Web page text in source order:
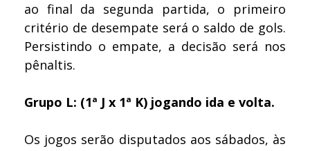
ao final da segunda partida, o primeiro
critério de desempate será o saldo de gols.
Persistindo o empate, a decisão será nos
pênaltis.
Grupo L: (1ª J x 1ª K) jogando ida e volta.
Os jogos serão disputados aos sábados, às